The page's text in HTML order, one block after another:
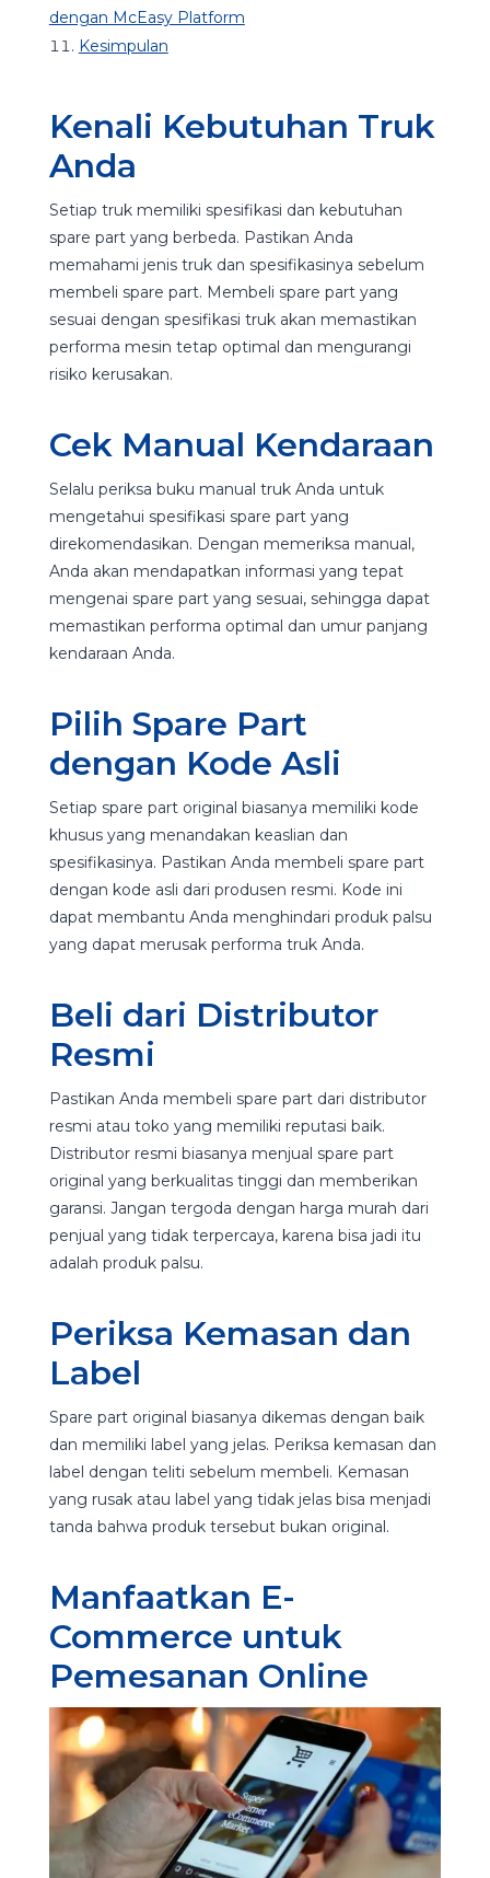
dengan McEasy Platform
Kesimpulan
Kenali Kebutuhan Truk
Anda
Setiap truk memiliki spesifikasi dan kebutuhan
spare part yang berbeda. Pastikan Anda
memahami jenis truk dan spesifikasinya sebelum
membeli spare part. Membeli spare part yang
sesuai dengan spesifikasi truk akan memastikan
performa mesin tetap optimal dan mengurangi
risiko kerusakan.
Cek Manual Kendaraan
Selalu periksa buku manual truk Anda untuk
mengetahui spesifikasi spare part yang
direkomendasikan. Dengan memeriksa manual,
Anda akan mendapatkan informasi yang tepat
mengenai spare part yang sesuai, sehingga dapat
memastikan performa optimal dan umur panjang
kendaraan Anda.
Pilih Spare Part
dengan Kode Asli
Setiap spare part original biasanya memiliki kode
khusus yang menandakan keaslian dan
spesifikasinya. Pastikan Anda membeli spare part
dengan kode asli dari produsen resmi. Kode ini
dapat membantu Anda menghindari produk palsu
yang dapat merusak performa truk Anda.
Beli dari Distributor
Resmi
Pastikan Anda membeli spare part dari distributor
resmi atau toko yang memiliki reputasi baik.
Distributor resmi biasanya menjual spare part
original yang berkualitas tinggi dan memberikan
garansi. Jangan tergoda dengan harga murah dari
penjual yang tidak terpercaya, karena bisa jadi itu
adalah produk palsu.
Periksa Kemasan dan
Label
Spare part original biasanya dikemas dengan baik
dan memiliki label yang jelas. Periksa kemasan dan
label dengan teliti sebelum membeli. Kemasan
yang rusak atau label yang tidak jelas bisa menjadi
tanda bahwa produk tersebut bukan original.
Manfaatkan E-
Commerce untuk
Pemesanan Online